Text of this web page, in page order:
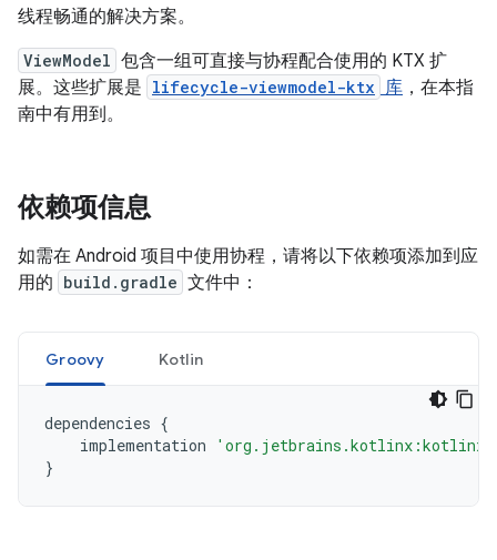
线程畅通的解决方案。
ViewModel 包含一组可直接与协程配合使用的 KTX 扩
展。这些扩展是 lifecycle-viewmodel-ktx 库 ，在本指
南中有用到。
依赖项信息
如需在 Android 项目中使用协程，请将以下依赖项添加到应
用的 build.gradle 文件中：
Groovy Kotlin
dependencies {
implementation
'org.jetbrains.kotlinx:kotlinx-
}